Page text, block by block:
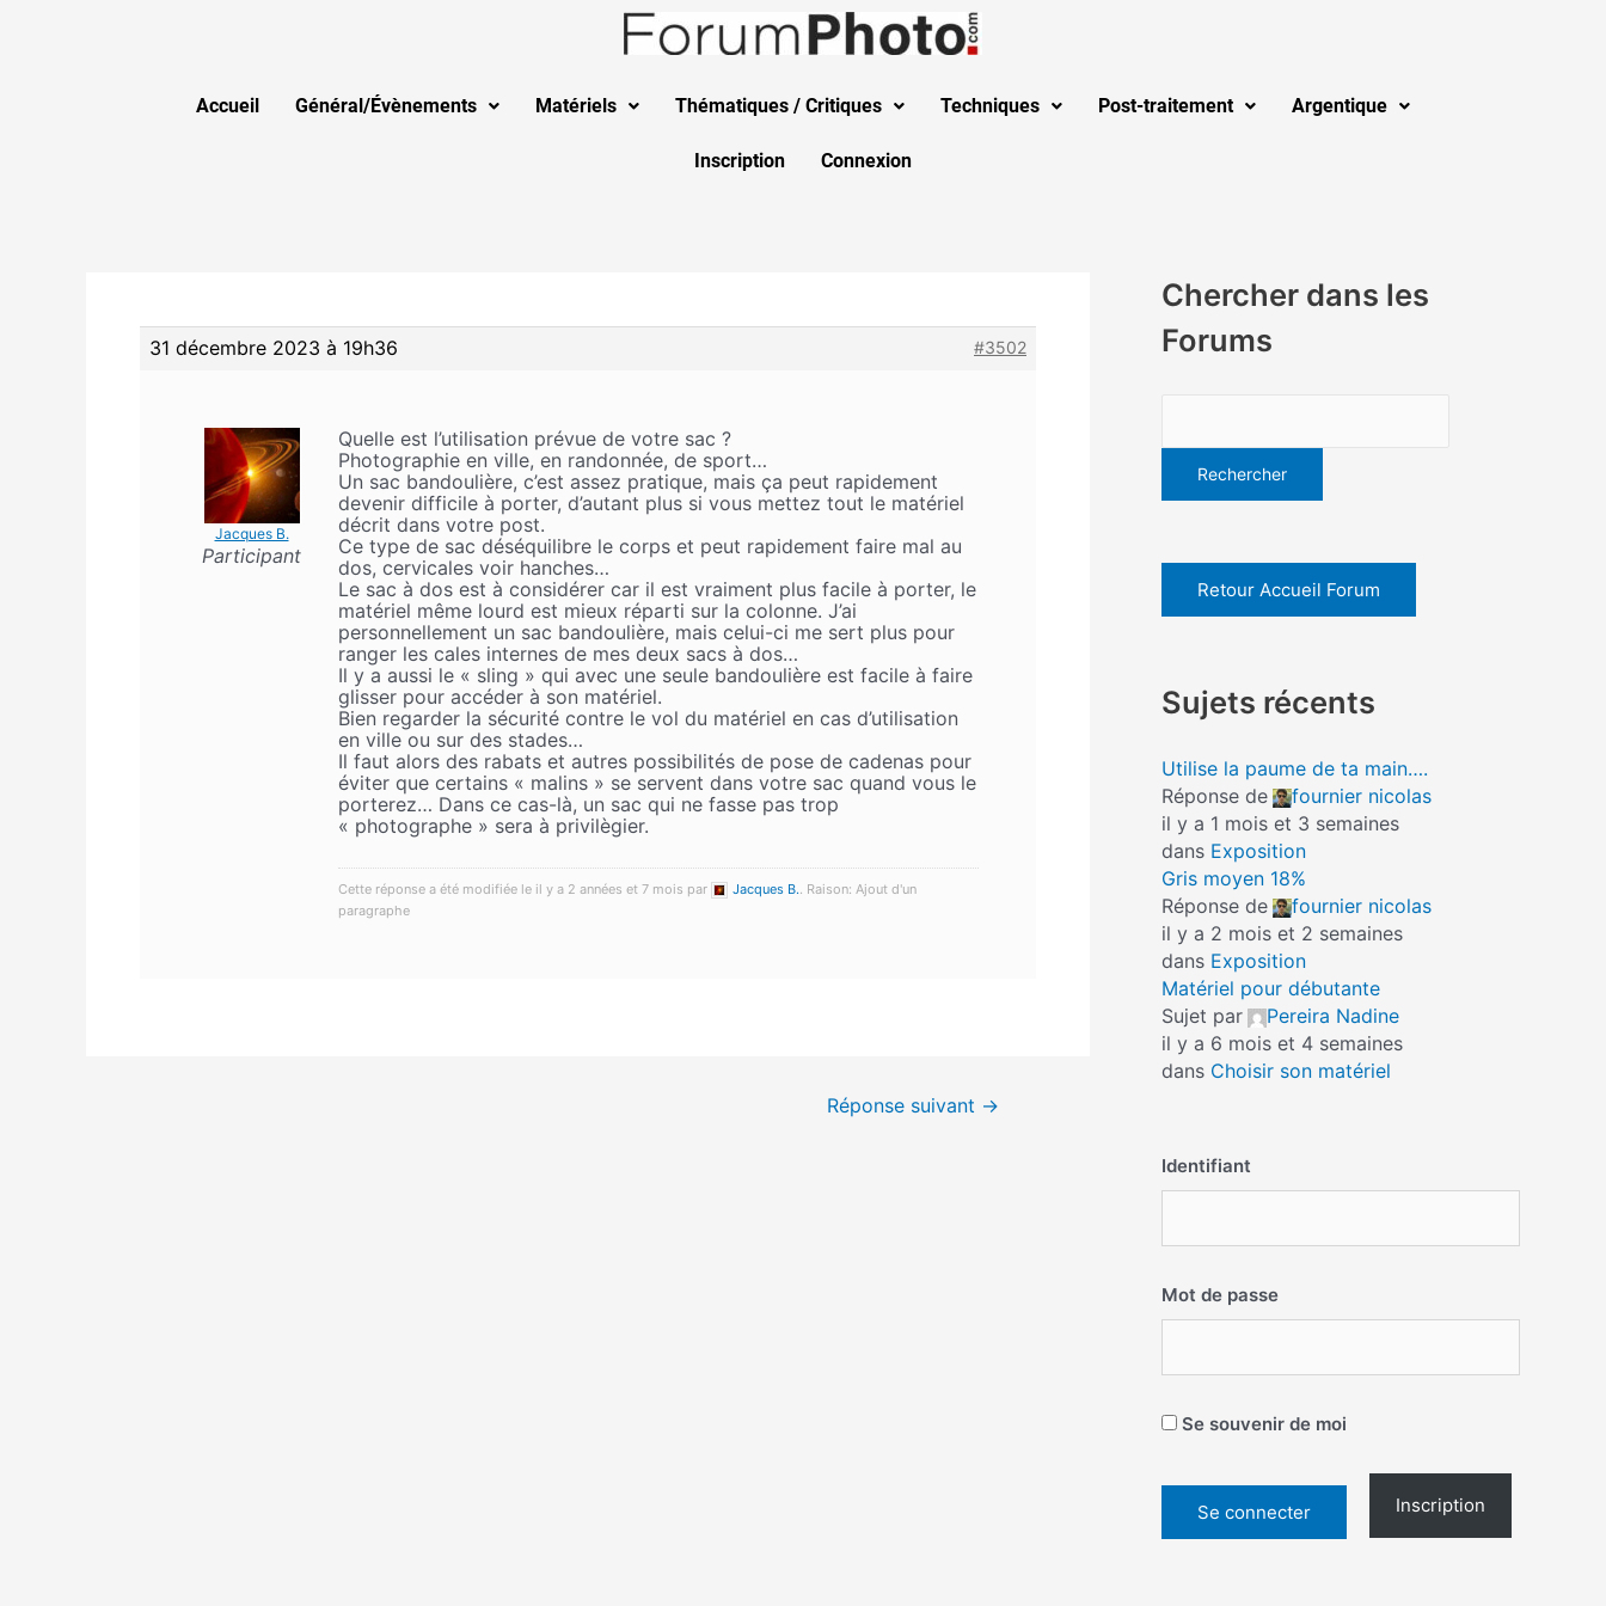
Accueil Général/Évènements Matériels Thématiques / Critiques Techniques Post-traitement Argentique
Inscription Connexion
31 décembre 2023 à 19h36 #3502
Jacques B.
Participant
Quelle est l’utilisation prévue de votre sac ?
Photographie en ville, en randonnée, de sport…
Un sac bandoulière, c’est assez pratique, mais ça peut rapidement
devenir difficile à porter, d’autant plus si vous mettez tout le matériel
décrit dans votre post.
Ce type de sac déséquilibre le corps et peut rapidement faire mal au
dos, cervicales voir hanches…
Le sac à dos est à considérer car il est vraiment plus facile à porter, le
matériel même lourd est mieux réparti sur la colonne. J’ai
personnellement un sac bandoulière, mais celui-ci me sert plus pour
ranger les cales internes de mes deux sacs à dos…
Il y a aussi le « sling » qui avec une seule bandoulière est facile à faire
glisser pour accéder à son matériel.
Bien regarder la sécurité contre le vol du matériel en cas d’utilisation
en ville ou sur des stades…
Il faut alors des rabats et autres possibilités de pose de cadenas pour
éviter que certains « malins » se servent dans votre sac quand vous le
porterez… Dans ce cas-là, un sac qui ne fasse pas trop
« photographe » sera à privilègier.
Cette réponse a été modifiée le il y a 2 années et 7 mois par Jacques B. . Raison: Ajout d'un
paragraphe
Réponse suivant →
Chercher dans les
Forums
Retour Accueil Forum
Sujets récents
Utilise la paume de ta main….
Réponse de
fournier nicolas
il y a 1 mois et 3 semaines
dans Exposition
Gris moyen 18%
Réponse de
fournier nicolas
il y a 2 mois et 2 semaines
dans Exposition
Matériel pour débutante
Sujet par
Pereira Nadine
il y a 6 mois et 4 semaines
dans Choisir son matériel
Identifiant
Mot de passe
Se souvenir de moi
Inscription